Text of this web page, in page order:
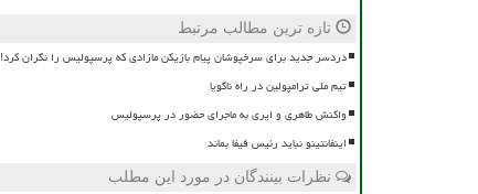
تازه ترین مطالب مرتبط
دردسر جدید برای سرخپوشان پیام بازیکن مازادی که پرسپولیس را نگران کرد!
تیم ملی ترامپولین در راه ناگویا
واکنش طاهری و ایری به ماجرای حضور در پرسپولیس
اینفانتینو نباید رئیس فیفا بماند
نظرات بینندگان در مورد این مطلب